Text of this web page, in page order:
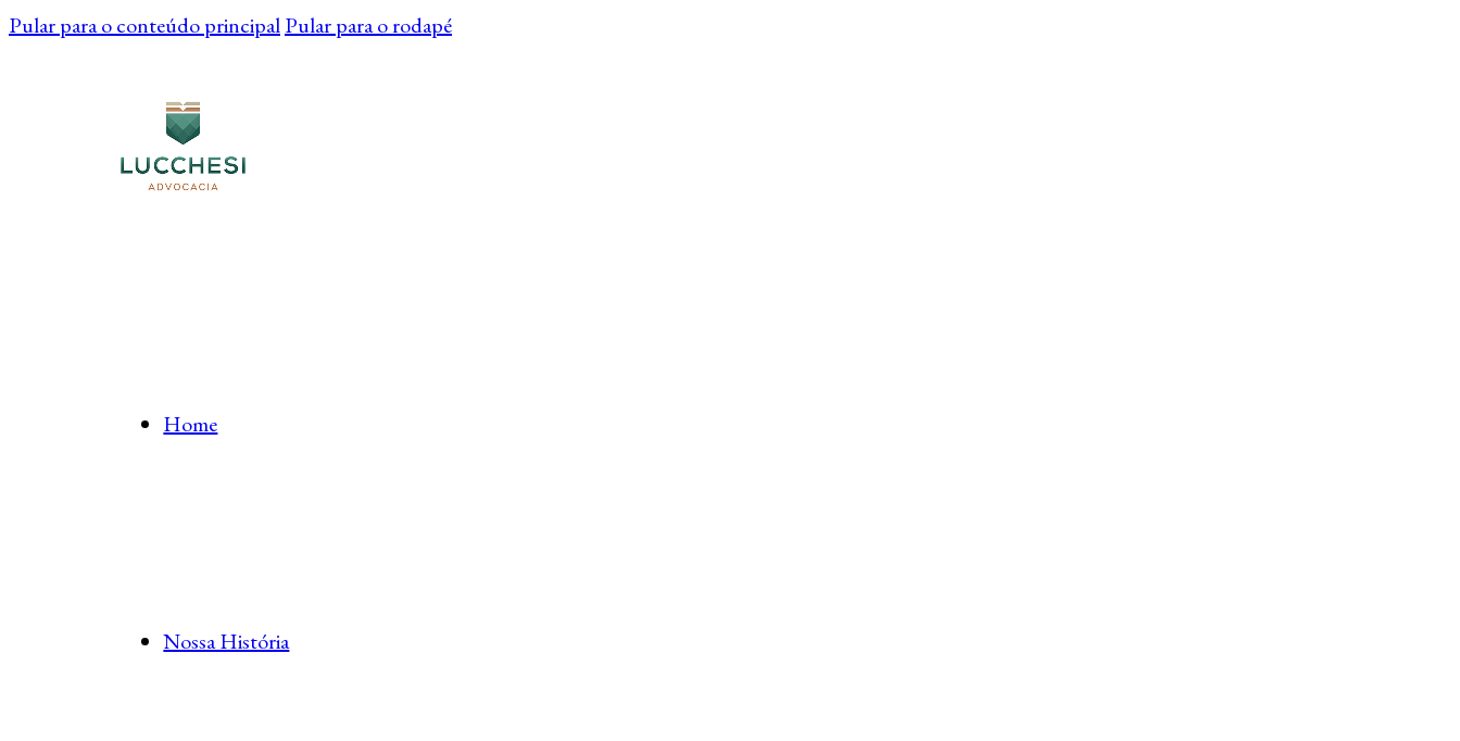
Pular para o conteúdo principalPular para o rodapé
Home
Nossa História